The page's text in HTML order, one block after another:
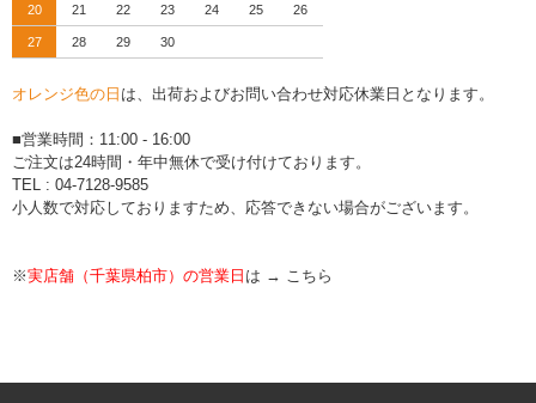
20 21 22 23 24 25 26
27 28 29 30
オレンジ色の日 は、出荷およびお問い合わせ対応休業日となります。
■営業時間：11:00 - 16:00
ご注文は24時間・年中無休で受け付けております。
TEL : 04-7128-9585
小人数で対応しておりますため、応答できない場合がございます。
※実店舗（千葉県柏市）の営業日 は → こちら